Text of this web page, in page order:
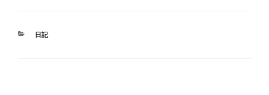
CATEGORIES
日記